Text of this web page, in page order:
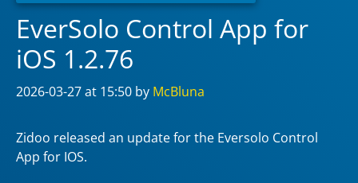
EverSolo Control App for
iOS 1.2.76
2026-03-27at 15:50 by McBluna
Zidoo released an update for the Eversolo Control
App for IOS.